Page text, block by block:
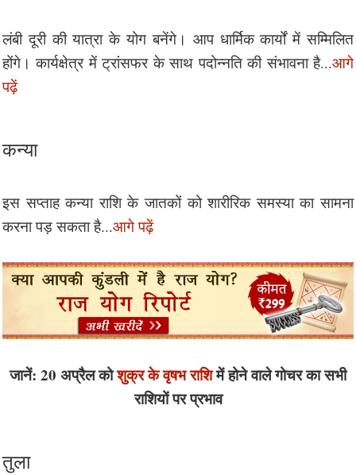
लंबी दूरी की यात्रा के योग बनेंगे। आप धार्मिक कार्यों में सम्मिलित
होंगे। कार्यक्षेत्र में ट्रांसफर के साथ पदोन्नति की संभावना है...आगे
पढ़ें
कन्या
इस सप्ताह कन्या राशि के जातकों को शारीरिक समस्या का सामना
करना पड़ सकता है...आगे पढ़ें
जानें: 20 अप्रैल कोशुक्र के वृषभ राशिमें होने वाले गोचर का सभी
राशियों पर प्रभाव
तुला